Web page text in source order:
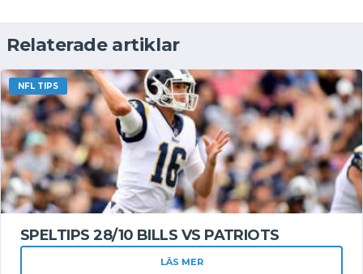
Relaterade artiklar
NFL TIPS
SPELTIPS 28/10 BILLS VS PATRIOTS
LÄS MER